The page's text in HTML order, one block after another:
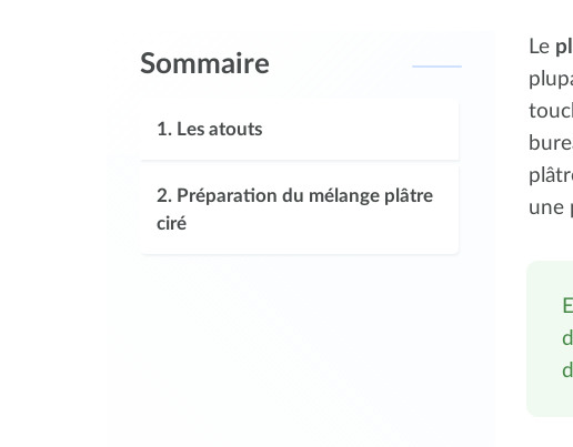
Sommaire
1. Les atouts
2. Préparation du mélange plâtre
ciré
Le
une